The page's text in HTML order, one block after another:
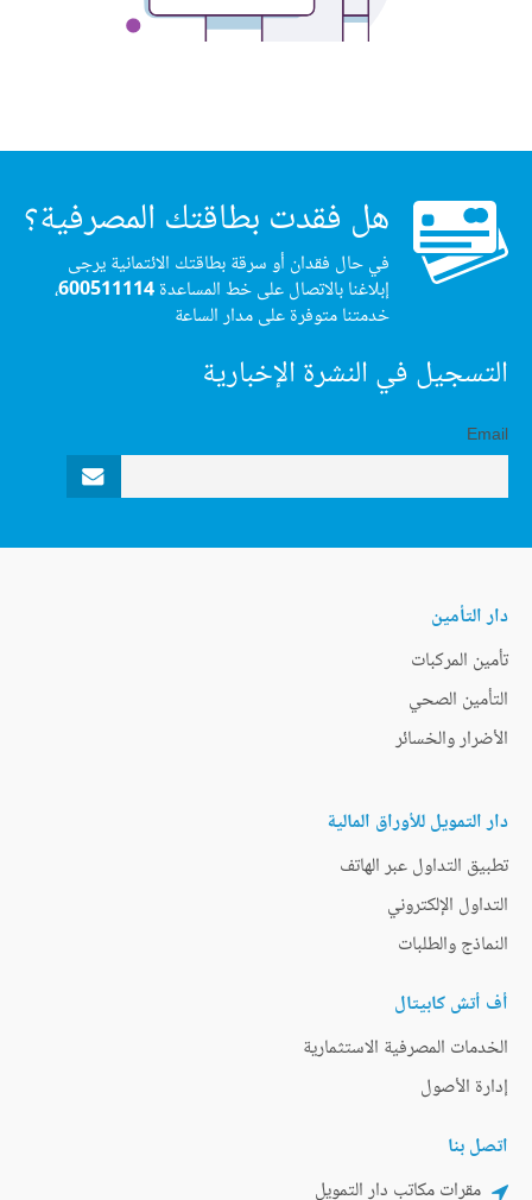
هل فقدت بطاقتك المصرفية؟
في حال فقدان أو سرقة بطاقتك الائتمانية يرجى
إبلاغنا بالاتصال على خط المساعدة600511114،
خدمتنا متوفرة على مدار الساعة
التسجيل في النشرة الإخبارية
Email
دار التأمين
تأمين المركبات
التأمين الصحي
الأضرار والخسائر
دار التمويل للأوراق المالية
تطبيق التداول عبر الهاتف
التداول الإلكتروني
النماذج والطلبات
أف أتش كابيتال
الخدمات المصرفية الاستثمارية
إدارة الأصول
اتصل بنا
مقرات مكاتب دار التمويل